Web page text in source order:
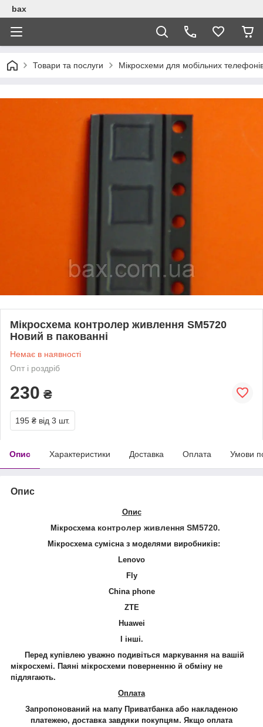
bax
Товари та послуги Мікросхеми для мобільних
Мікросхема контролер живлення SM5720
Новий в пакованні
Немає в наявності
Опт і роздріб
230 ₴
195 ₴ від 3 шт.
Опис Характеристики Доставка Оплата Умови
Опис
Опис
Мікросхема контролер живлення SM5720.
Мікросхема сумісна з моделями виробників:
Lenovo
Fly
China phone
ZTE
Huawei
І інші.
Перед купівлею уважно подивіться маркування на вашій
мікросхемі. Паяні мікросхеми поверненню й обміну не
підлягають.
Оплата
Запропонований на мапу Приватбанка або накладеною
платежею, доставка завдяки покупцям. Якщо оплата